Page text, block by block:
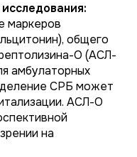
маркеров
общего
О (АСЛ-
амбулаторных
СРБ может
АСЛ-О
на